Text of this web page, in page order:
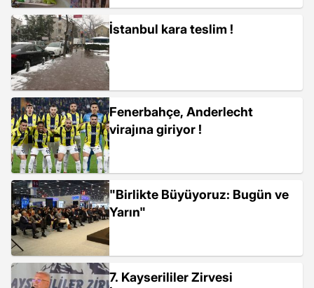
İstanbul kara teslim !
Fenerbahçe, Anderlecht
virajına giriyor !
"Birlikte Büyüyoruz: Bugün ve
Yarın"
7. Kayserililer Zirvesi